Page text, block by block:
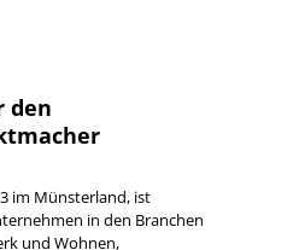
den
im Münsterland, ist
in den Branchen
und Wohnen,